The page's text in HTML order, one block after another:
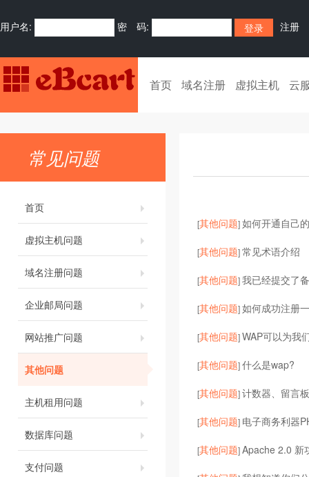
用户名: 密 码: 注册
首页 域名注册 虚拟主机 云
常见问题
首页
虚拟主机问题
域名注册问题
企业邮局问题
网站推广问题
其他问题
主机租用问题
数据库问题
支付问题
[其他问题]如何开通自己
[其他问题]常见术语介绍
[其他问题]我已经提交了
[其他问题]如何成功注册
[其他问题]WAP可以为我
[其他问题]什么是wap?
[其他问题]计数器、留言
[其他问题] 电子商务利器
[其他问题]Apache 2.0 新